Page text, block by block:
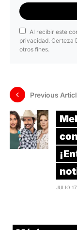
Al recibir este
privacidad. Certeza
otros fines.
Previous
JULIO